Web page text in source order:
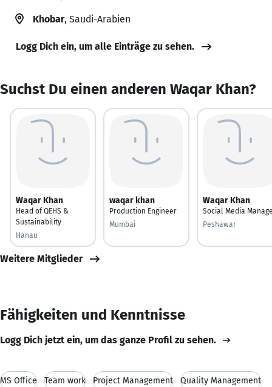
Khobar, Saudi-Arabien
Logg Dich ein, um alle Einträge zu sehen.
Suchst Du einen anderen Waqar Khan?
Waqar Khan
Head of QEHS &
Sustainability
Hanau
waqar khan
Production Engineer
Mumbai
Waqar Khan
Social Media
Peshawar
Weitere Mitglieder
Fähigkeiten und Kenntnisse
Logg Dich jetzt ein, um das ganze Profil zu sehen.
MS Office Team work Project Management Quality Management